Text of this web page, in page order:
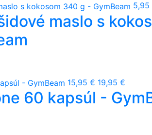
5,95
maslo s
15,95 € 19,95 €
60 kapsúl -